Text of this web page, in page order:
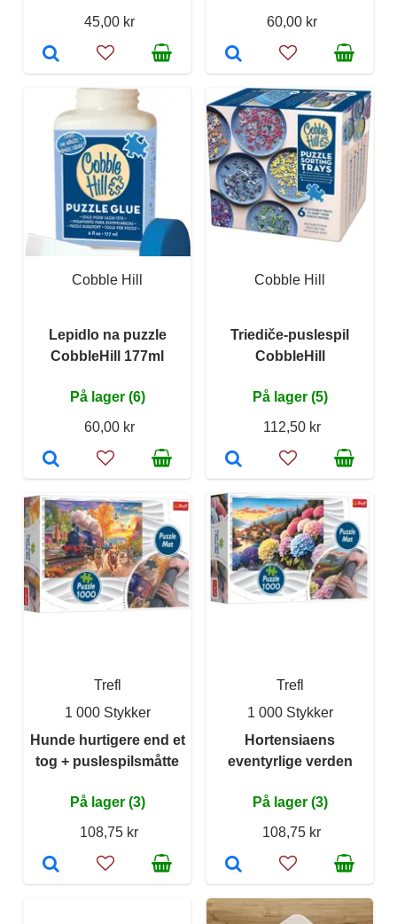
45,00 kr
60,00 kr
Cobble Hill
Lepidlo na puzzle
CobbleHill 177ml
På lager (6)
60,00 kr
Cobble Hill
Triediče-puslespil
CobbleHill
På lager (5)
112,50 kr
Trefl
1 000 Stykker
Hunde hurtigere end et
tog + puslespilsmåtte
På lager (3)
108,75 kr
Trefl
1 000 Stykker
Hortensiaens
eventyrlige verden
På lager (3)
108,75 kr